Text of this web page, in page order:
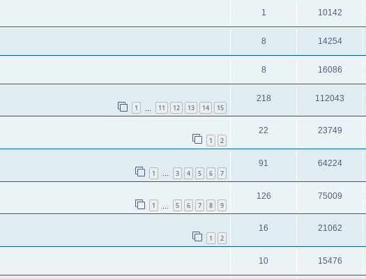
1 10142
8 14254
8 16086
1 11 12 13 14 15
218 112043
1 2
22 23749
1 3 4 5 6 7
91 64224
1 5 6 7 8 9
126 75009
1 2
16 21062
10 15476